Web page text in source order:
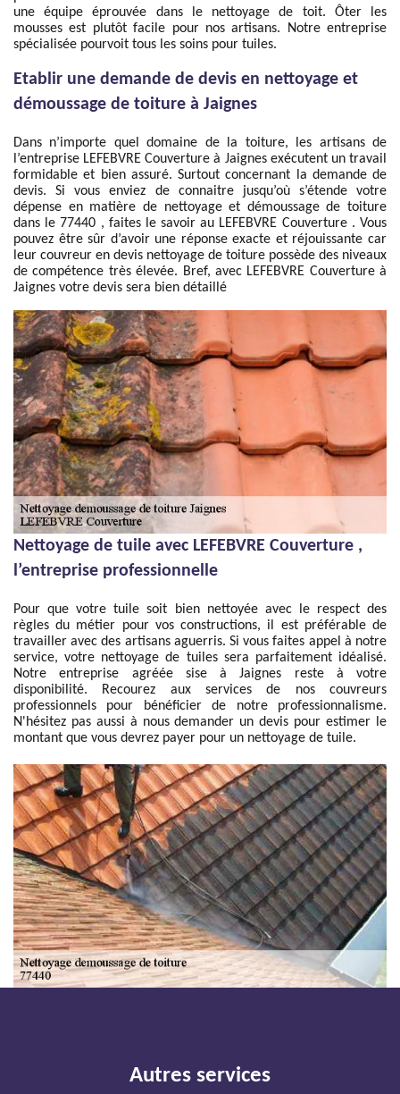
une équipe éprouvée dans le nettoyage de toit. Ôter les
mousses est plutôt facile pour nos artisans. Notre entreprise
spécialisée pourvoit tous les soins pour tuiles.
Etablir une demande de devis en nettoyage et
démoussage de toiture à Jaignes
Dans n’importe quel domaine de la toiture, les artisans de
l’entreprise LEFEBVRE Couverture à Jaignes exécutent un travail
formidable et bien assuré. Surtout concernant la demande de
devis. Si vous enviez de connaitre jusqu’où s’étende votre
dépense en matière de nettoyage et démoussage de toiture
dans le 77440 , faites le savoir au LEFEBVRE Couverture . Vous
pouvez être sûr d’avoir une réponse exacte et réjouissante car
leur couvreur en devis nettoyage de toiture possède des niveaux
de compétence très élevée. Bref, avec LEFEBVRE Couverture à
Jaignes votre devis sera bien détaillé
Nettoyage de tuile avec LEFEBVRE Couverture ,
l’entreprise professionnelle
Pour que votre tuile soit bien nettoyée avec le respect des
règles du métier pour vos constructions, il est préférable de
travailler avec des artisans aguerris. Si vous faites appel à notre
service, votre nettoyage de tuiles sera parfaitement idéalisé.
Notre entreprise agréée sise à Jaignes reste à votre
disponibilité. Recourez aux services de nos couvreurs
professionnels pour bénéficier de notre professionnalisme.
N'hésitez pas aussi à nous demander un devis pour estimer le
montant que vous devrez payer pour un nettoyage de tuile.
Autres services